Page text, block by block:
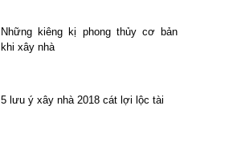
Những kiêng kị phong thủy cơ bản
khi xây nhà
5 lưu ý xây nhà 2018 cát lợi lộc tài